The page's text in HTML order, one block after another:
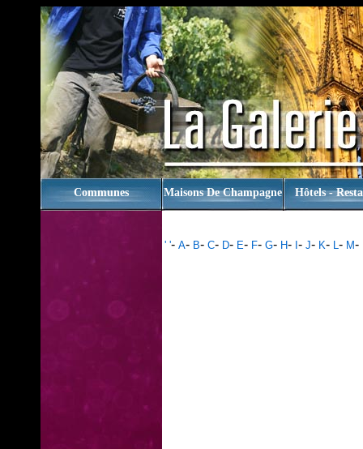
Communes Maisons De Champagne Hôtels -
' '- A- B- C- D- E- F- G- H- - J- K- L- M-